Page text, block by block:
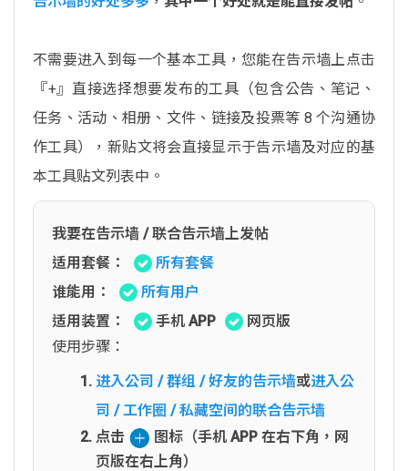
不需要进入到每一个基本工具，您能在告示墙上点击
『+』直接选择想要发布的工具（包含公告、笔记、
任务、活动、相册、文件、链接及投票等 8 个沟通协
作工具），新贴文将会直接显示于告示墙及对应的基
本工具贴文列表中。
我要在告示墙 / 联合告示墙上发帖
适用套餐：
所有套餐
谁能用：
所有用户
适用装置：
手机 APP
网页版
使用步骤：
进入公司 / 群组 / 好友的告示墙或进入公
司 / 工作圈 / 私藏空间的联合告示墙
点击
图标（手机 APP 在右下角，网
页版在右上角）